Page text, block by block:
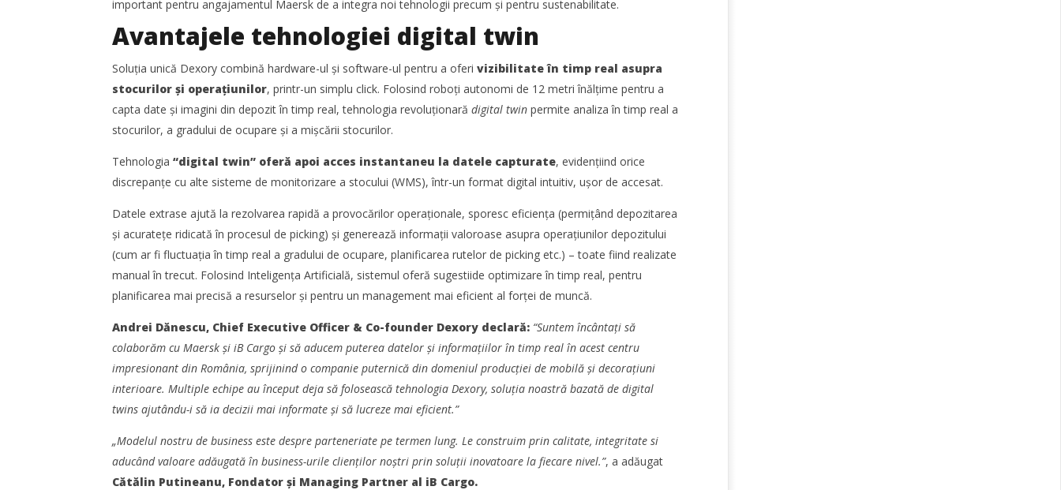
Cushman & Wakefield Echinox:
Cererea de spații industriale și
logistice din România a crescut cu
11% în S1
Pătru
SAMEDAY a finalizat tranzacția de
achiziție a Cargus
Mariana
Pătru
WDP își consolidează prezența pe
piața europeană și investește în
noi proiecte logistice din România
important pentru angajamentul Maersk de a integra noi tehnologii precum și pentru sustenabilitate.
Avantajele tehnologiei digital twin
Soluția unică Dexory combină hardware-ul și software-ul pentru a oferi vizibilitate în timp real asupra
stocurilor și operațiunilor, printr-un simplu click. Folosind roboți autonomi de 12 metri înălțime pentru a
capta date și imagini din depozit în timp real, tehnologia revoluționară digital twinpermite analiza în timp real a
stocurilor, a gradului de ocupare și a mișcării stocurilor.
Tehnologia “digital twin” oferă apoi acces instantaneu la datele capturate, evidențiind orice
discrepanțe cu alte sisteme de monitorizare a stocului (WMS), într-un format digital intuitiv, ușor de accesat.
Datele extrase ajută la rezolvarea rapidă a provocărilor operaționale, sporesc eficiența (permițând depozitarea
și acuratețe ridicată în procesul de picking) și generează informații valoroase asupra operațiunilor depozitului
(cum ar fi fluctuația în timp real a gradului de ocupare, planificarea rutelor de picking etc.) – toate fiind realizate
manual în trecut. Folosind Inteligența Artificială, sistemul oferă sugestiide optimizare în timp real, pentru
planificarea mai precisă a resurselor și pentru un management mai eficient al forței de muncă.
Andrei Dănescu, Chief Executive Officer & Co-founder Dexory declară: “Suntem încântați să
colaborăm cu Maersk și iB Cargo și să aducem puterea datelor și informațiilor în timp real în acest centru
impresionant din România, sprijinind o companie puternică din domeniul producției de mobilă și decorațiuni
interioare. Multiple echipe au început deja să folosească tehnologia Dexory, soluția noastră bazată de digital
twins ajutându-i să ia decizii mai informate și să lucreze mai eficient.”
„Modelul nostru de business este despre parteneriate pe termen lung. Le construim prin calitate, integritate si
aducând valoare adăugată în business-urile clienților noștri prin soluții inovatoare la fiecare nivel.”, a adăugat
Cătălin Putineanu, Fondator și Managing Partner al iB Cargo.